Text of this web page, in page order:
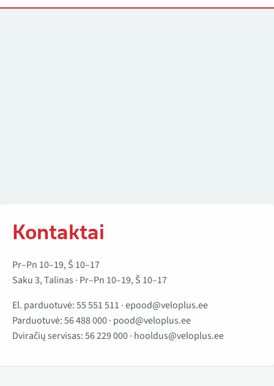
Kontaktai
Pr–Pn 10–19, Š 10–17
Saku 3, Talinas · Pr–Pn 10–19, Š 10–17
El. parduotuvė:55 551 511 ·epood@veloplus.ee
Parduotuvė:56 488 000· pood@veloplus.ee
Dviračių servisas:56 229 000· hooldus@veloplus.ee